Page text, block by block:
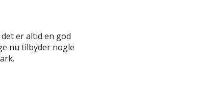
er altid en god
nu tilbyder nogle